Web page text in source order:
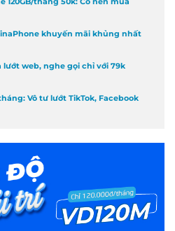
khuyến mãi khủng nhất
lướt web, nghe gọi chỉ với 79k
Vô tư lướt TikTok, Facebook